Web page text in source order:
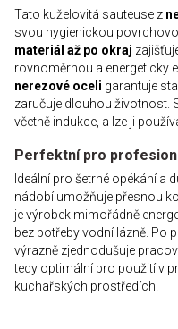
Tato kuželovitá sauteuse z
svou hygienickou
materiál až po okraj
rovnoměrnou a energeticky
nerezové oceli garantuje
zaručuje dlouhou životnost.
včetně indukce, a lze ji
Perfektní pro
Ideální pro šetrné opékání a
nádobí umožňuje přesnou
je výrobek mimořádně
bez potřeby vodní lázně. Po
výrazně zjednodušuje
tedy optimální pro použití v
kuchařských prostředích.